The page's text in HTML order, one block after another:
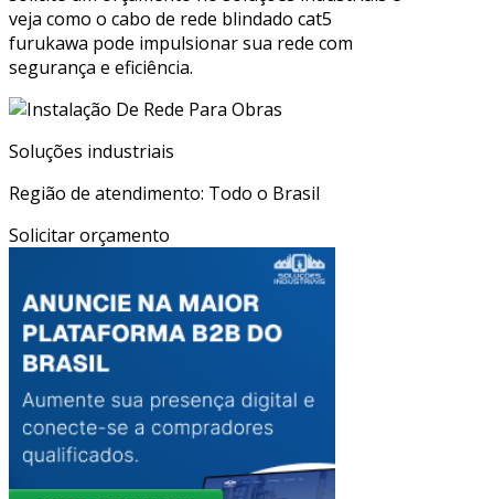
veja como o cabo de rede blindado cat5
furukawa pode impulsionar sua rede com
segurança e eficiência.
Soluções industriais
Região de atendimento: Todo o Brasil
Solicitar orçamento